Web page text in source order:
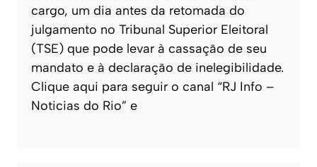
cargo, um dia antes da retomada do
julgamento no Tribunal Superior Eleitoral
(TSE) que pode levar à cassação de seu
mandato e à declaração de inelegibilidade.
Clique aqui para seguir o canal “RJ Info –
Noticias do Rio” e